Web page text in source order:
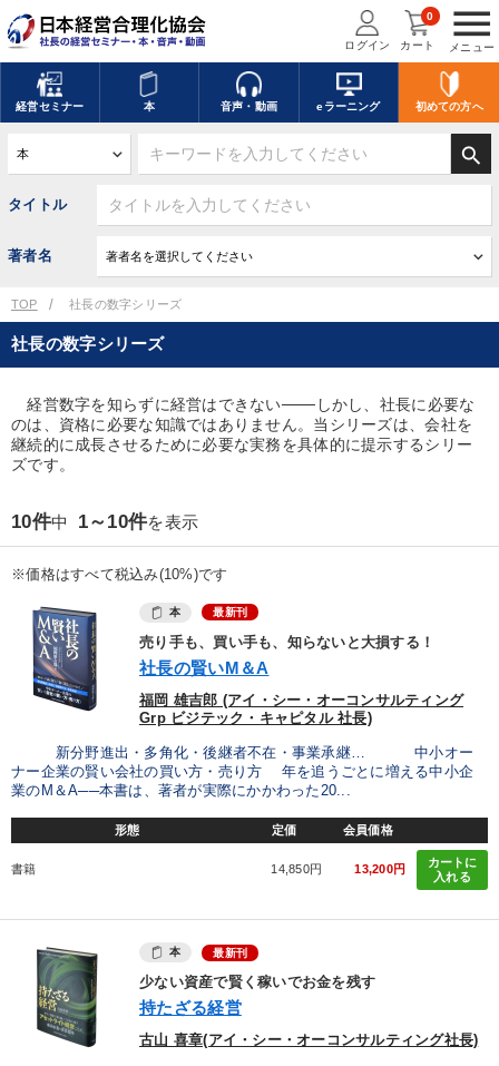
menu
メニュー
ログイン カート
0
経営セミナー 本 音声・動画 eラーニング 初めての方へ
search
タイトル
著者名
TOP 社長の数字シリーズ
社長の数字シリーズ
経営数字を知らずに経営はできない───しかし、社長に必要な
のは、資格に必要な知識ではありません。当シリーズは、会社を
継続的に成長させるために必要な実務を具体的に提示するシリー
ズです。
10件中 1～10件を表示
※価格はすべて税込み(10%)です
本 最新刊
売り手も、買い手も、知らないと大損する！
社長の賢いM＆A
福岡 雄吉郎 (アイ・シー・オーコンサルティング
Grp ビジテック・キャピタル 社長)
新分野進出・多角化・後継者不在・事業承継… 中小オー
ナー企業の賢い会社の買い方・売り方 年を追うごとに増える中小企
業のM＆A──本書は、著者が実際にかかわった20...
形態 定価 会員価格
書籍 14,850円 13,200円
カートに
入れる
本 最新刊
少ない資産で賢く稼いでお金を残す
持たざる経営
古山 喜章(アイ・シー・オーコンサルティング社長)